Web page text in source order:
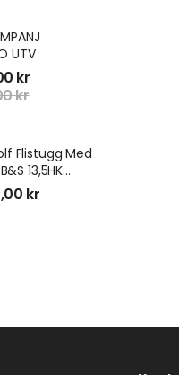
UTV
kr
kr
Flistugg Med
13,5HK
kr